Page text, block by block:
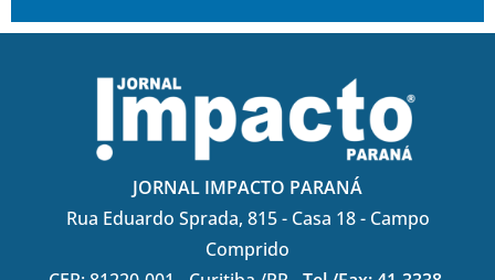
JORNAL IMPACTO PARANÁ
Rua Eduardo Sprada, 815 - Casa 18 - Campo
Comprido